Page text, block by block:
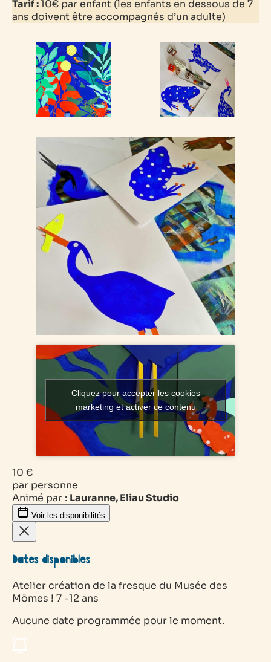
Tarif :10€ par enfant (les enfants en dessous de 7
ans doivent être accompagnés d’un adulte)
Cliquez pour accepter les cookies
marketing et activer ce contenu
10 €
par personne
Animé par : Lauranne, Eliau Studio
Voir les disponibilités
Dates disponibles
Atelier création de la fresque du Musée des
Mômes ! 7 -12 ans
Aucune date programmée pour le moment.